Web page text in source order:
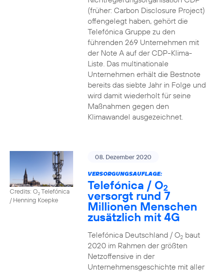
(früher: Carbon Disclosure Project)
offengelegt haben, gehört die
Telefónica Gruppe zu den
führenden 269 Unternehmen mit
der Note A auf der CDP-Klima-
Liste. Das multinationale
Unternehmen erhält die Bestnote
bereits das siebte Jahr in Folge und
wird damit wiederholt für seine
Maßnahmen gegen den
Klimawandel ausgezeichnet.
Credits: O2Telefónica
/ Henning Koepke
08. Dezember 2020
VERSORGUNGSAUFLAGE:
Telefónica / O2
versorgt rund 7
Millionen Menschen
zusätzlich mit 4G
Telefónica Deutschland / O2baut
2020 im Rahmen der größten
Netzoffensive in der
Unternehmensgeschichte mit aller